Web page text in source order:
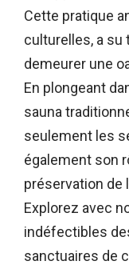
Cette pratique
culturelles, a su
demeurer une
En plongeant
sauna
seulement les
également son
préservation de
Explorez avec
indéfectibles
sanctuaires de